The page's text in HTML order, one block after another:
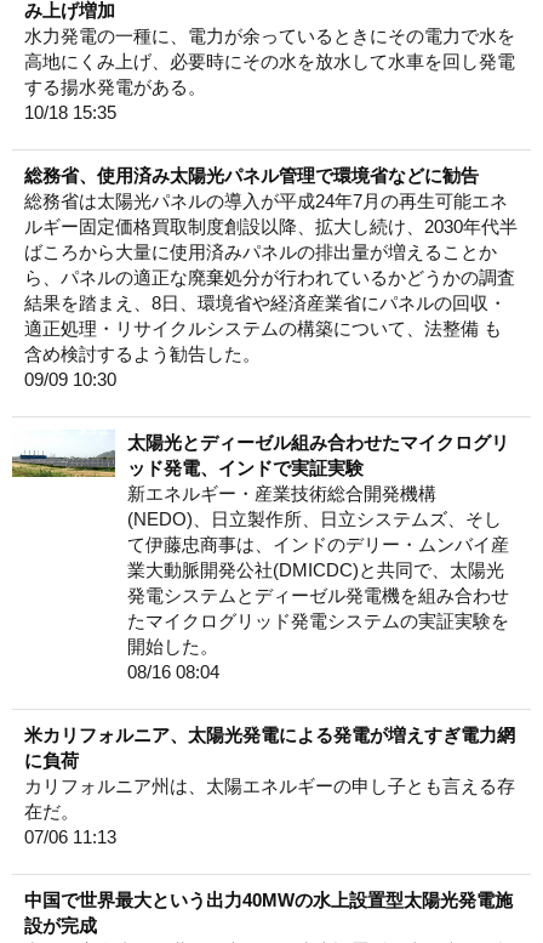
み上げ増加
水力発電の一種に、電力が余っているときにその電力で水を
高地にくみ上げ、必要時にその水を放水して水車を回し発電
する揚水発電がある。
10/18 15:35
総務省、使用済み太陽光パネル管理で環境省などに勧告
総務省は太陽光パネルの導入が平成24年7月の再生可能エネ
ルギー固定価格買取制度創設以降、拡大し続け、2030年代半
ばころから大量に使用済みパネルの排出量が増えることか
ら、パネルの適正な廃棄処分が行われているかどうかの調査
結果を踏まえ、8日、環境省や経済産業省にパネルの回収・
適正処理・リサイクルシステムの構築について、法整備 も
含め検討するよう勧告した。
09/09 10:30
太陽光とディーゼル組み合わせたマイクログリ
ッド発電、インドで実証実験
新エネルギー・産業技術総合開発機構
(NEDO)、日立製作所、日立システムズ、そし
て伊藤忠商事は、インドのデリー・ムンバイ産
業大動脈開発公社(DMICDC)と共同で、太陽光
発電システムとディーゼル発電機を組み合わせ
たマイクログリッド発電システムの実証実験を
開始した。
08/16 08:04
米カリフォルニア、太陽光発電による発電が増えすぎ電力網
に負荷
カリフォルニア州は、太陽エネルギーの申し子とも言える存
在だ。
07/06 11:13
中国で世界最大という出力40MWの水上設置型太陽光発電施
設が完成